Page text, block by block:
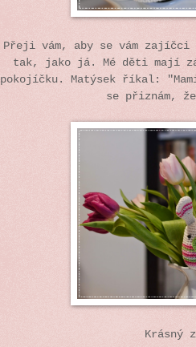
Přeji vám, aby se vám
tak, jako já. Mé děti mají
pokojíčku. Matýsek říkal:
se přiznám,
Krásný